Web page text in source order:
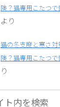
険？猫専用こたつ
より
猫の冬支度と寒さ
険？猫専用こたつ
り